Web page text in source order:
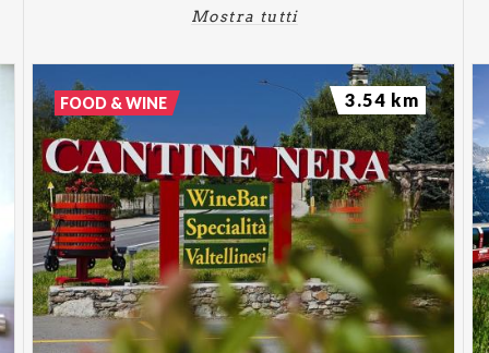
Mostra tutti
FOOD & WINE 3.54 km